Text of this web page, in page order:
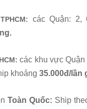
các Quận: 2,
các khu vực
khoảng 35.000đ/lần
Toàn Quốc: Ship